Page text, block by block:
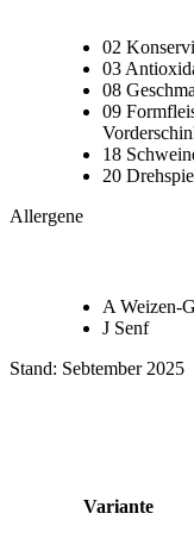
02
03
08
09
18
20
Allergene
A Weizen-
J Senf
Stand: Sebtember 2025
Variante